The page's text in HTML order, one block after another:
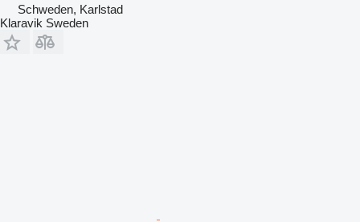
Schweden, Karlstad
Klaravik Sweden